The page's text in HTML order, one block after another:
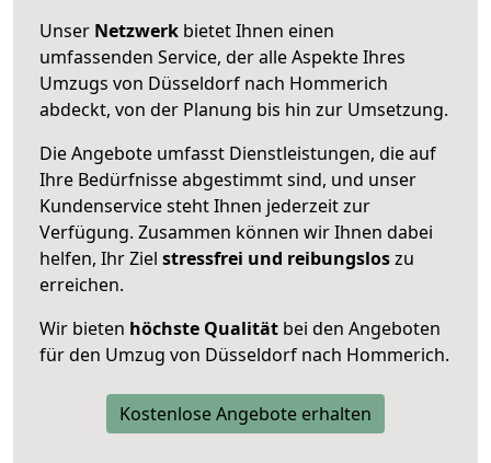
Unser Netzwerk bietet Ihnen einen
umfassenden Service, der alle Aspekte Ihres
Umzugs von Düsseldorf nach Hommerich
abdeckt, von der Planung bis hin zur Umsetzung.
Die Angebote umfasst Dienstleistungen, die auf
Ihre Bedürfnisse abgestimmt sind, und unser
Kundenservice steht Ihnen jederzeit zur
Verfügung. Zusammen können wir Ihnen dabei
helfen, Ihr Ziel stressfrei und reibungsloszu
erreichen.
Wir bieten höchste Qualität bei den Angeboten
für den Umzug von Düsseldorf nach Hommerich.
Kostenlose Angebote erhalten